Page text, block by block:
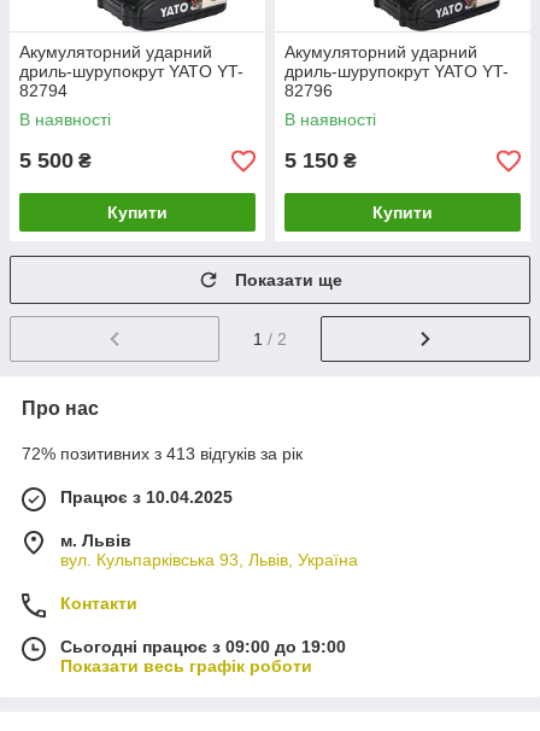
Акумуляторний ударний
дриль-шурупокрут YATO YT-
82794
В наявності
5 500 ₴
Купити
Акумуляторний ударний
дриль-шурупокрут YATO YT-
82796
В наявності
5 150 ₴
Купити
Показати ще
1 / 2
Про нас
72% позитивних з 413 відгуків за рік
Працює з 10.04.2025
м. Львів
вул. Кульпарківська 93, Львів, Україна
Контакти
Сьогодні працює з 09:00 до 19:00
Показати весь графік роботи